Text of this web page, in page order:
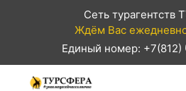
Сеть турагентств
Ждём Вас ежедневно
Единый номер: +7(812)